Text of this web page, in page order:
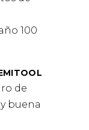
100
de
buena